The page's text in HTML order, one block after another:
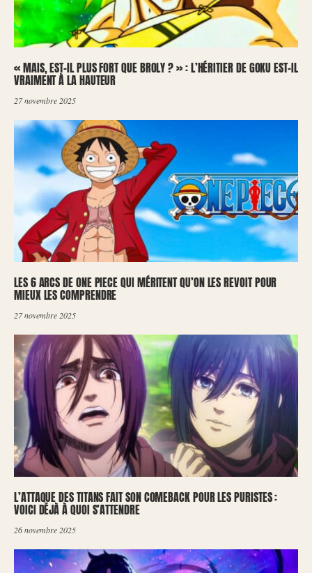
« MAIS, EST-IL PLUS FORT QUE BROLY ? » : L’HÉRITIER DE GOKU EST-IL
VRAIMENT À LA HAUTEUR
27 novembre 2025
LES 6 ARCS DE ONE PIECE QUI MÉRITENT QU’ON LES REVOIT POUR
MIEUX LES COMPRENDRE
27 novembre 2025
L’ATTAQUE DES TITANS FAIT SON COMEBACK POUR LES PURISTES :
VOICI DÉJÀ À QUOI S’ATTENDRE
26 novembre 2025